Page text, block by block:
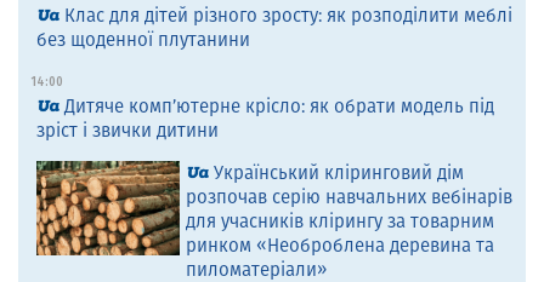
Клас для дітей різного зросту: як розподілити меблі
без щоденної плутанини
14:00
Дитяче комп’ютерне крісло: як обрати модель під
зріст і звички дитини
Український кліринговий дім
розпочав серію навчальних вебінарів
для учасників клірингу за товарним
ринком «Необроблена деревина та
пиломатеріали»